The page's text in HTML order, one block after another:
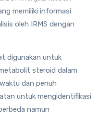
memiliki informasi
oleh IRMS dengan
digunakan untuk
steroid dalam
dan penuh
untuk mengidentifikasi
namun